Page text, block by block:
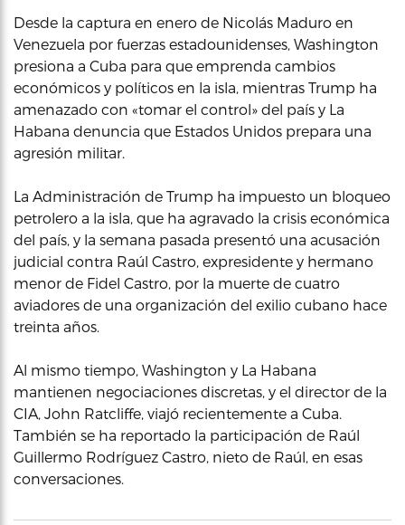
Desde la captura en enero de Nicolás Maduro en
Venezuela por fuerzas estadounidenses, Washington
presiona a Cuba para que emprenda cambios
económicos y políticos en la isla, mientras Trump ha
amenazado con «tomar el control» del país y La
Habana denuncia que Estados Unidos prepara una
agresión militar.
La Administración de Trump ha impuesto un bloqueo
petrolero a la isla, que ha agravado la crisis económica
del país, y la semana pasada presentó una acusación
judicial contra Raúl Castro, expresidente y hermano
menor de Fidel Castro, por la muerte de cuatro
aviadores de una organización del exilio cubano hace
treinta años.
Al mismo tiempo, Washington y La Habana
mantienen negociaciones discretas, y el director de la
CIA, John Ratcliffe, viajó recientemente a Cuba.
También se ha reportado la participación de Raúl
Guillermo Rodríguez Castro, nieto de Raúl, en esas
conversaciones.